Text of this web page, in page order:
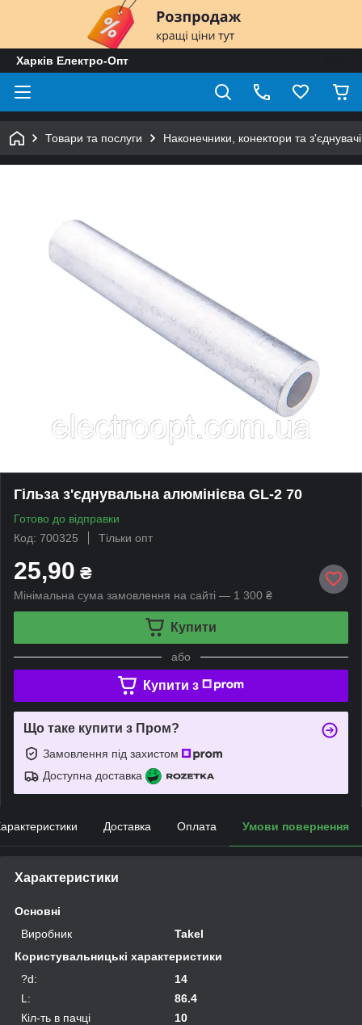
Харків Електро-Опт
Товари та послуги Наконечники, конектори та
Гільза з'єднувальна алюмінієва GL-2 70
Готово до відправки
Код: 700325
Тільки опт
25,90 ₴
Мінімальна сума замовлення на сайті — 1 300 ₴
Купити
або
Купити з
Що таке купити з Пром?
Замовлення під захистом
Доступна доставка
Доставка Оплата Умови повернення
Характеристики
Основні
Виробник
Takel
Користувальницькі характеристики
?d:
14
L:
86.4
Кіл-ть в пачці
10